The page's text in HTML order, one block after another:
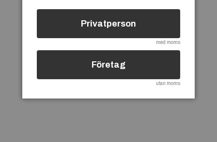
Privatperson
med moms
Företag
utan moms